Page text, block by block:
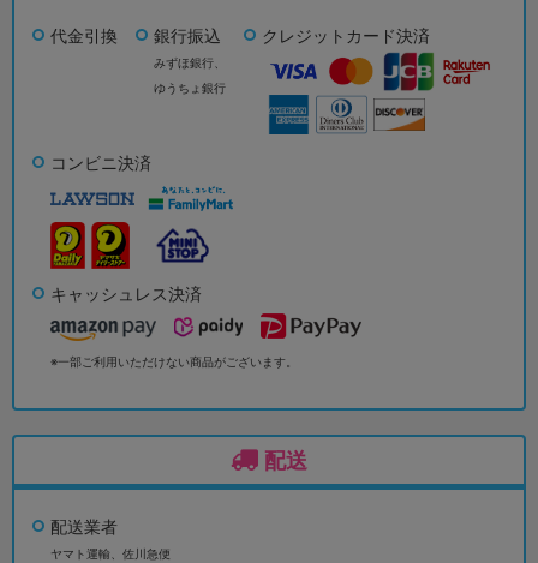
代金引換 銀行振込
みずほ銀行、
ゆうちょ銀行
クレジットカード決済
コンビニ決済
キャッシュレス決済
※一部ご利用いただけない商品がございます。
配送
配送業者
ヤマト運輸、佐川急便